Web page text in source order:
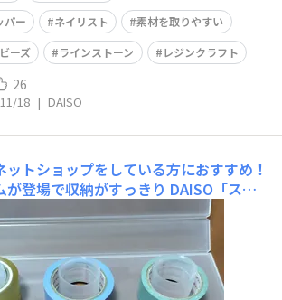
パー
ネイリスト
素材を取りやすい
ビーズ ラインストーン レジンクラフト
26
11/18 | DAISO
ットショップをしている方におすすめ！
登場で収納がすっきり DAISO「スキ
マステホルダー」（100円＋税）は、マ
最大3本収納できる縦型ホルダー。私が
18㎜までのテープ対応ですが、その倍
マステもDAISOで販売しており、それに
多分２種類展開です。念のためバーコー